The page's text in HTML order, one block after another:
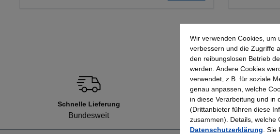
Schnelle Lieferung
Bundesweit
Topmarken
Faire Preise
Wir verwenden Cookies, um
verbessern und die Zugriffe
den reibungslosen Betrieb
werden. Andere Cookies
verwendet, z.B. für soziale
genau anpassen, welche
in diese Verarbeitung und in
(Drittanbieter führen diese
zusammen). Details, welche
Datenschutzerklärung .